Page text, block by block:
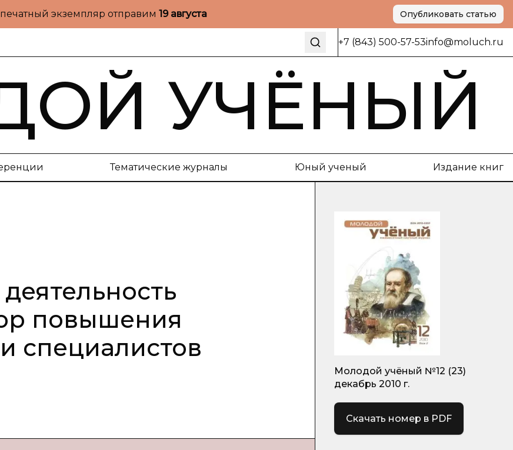
печатный экземпляр отправим 19 августа Опубликовать статью
+7 (843) 500-57-53info@moluch.ru
УЧЁНЫЙ
Тематические журналы Юный ученый Издание книг
повышения
специалистов
Молодой учёный №12 (23)
декабрь 2010 г.
Скачать номер в PDF